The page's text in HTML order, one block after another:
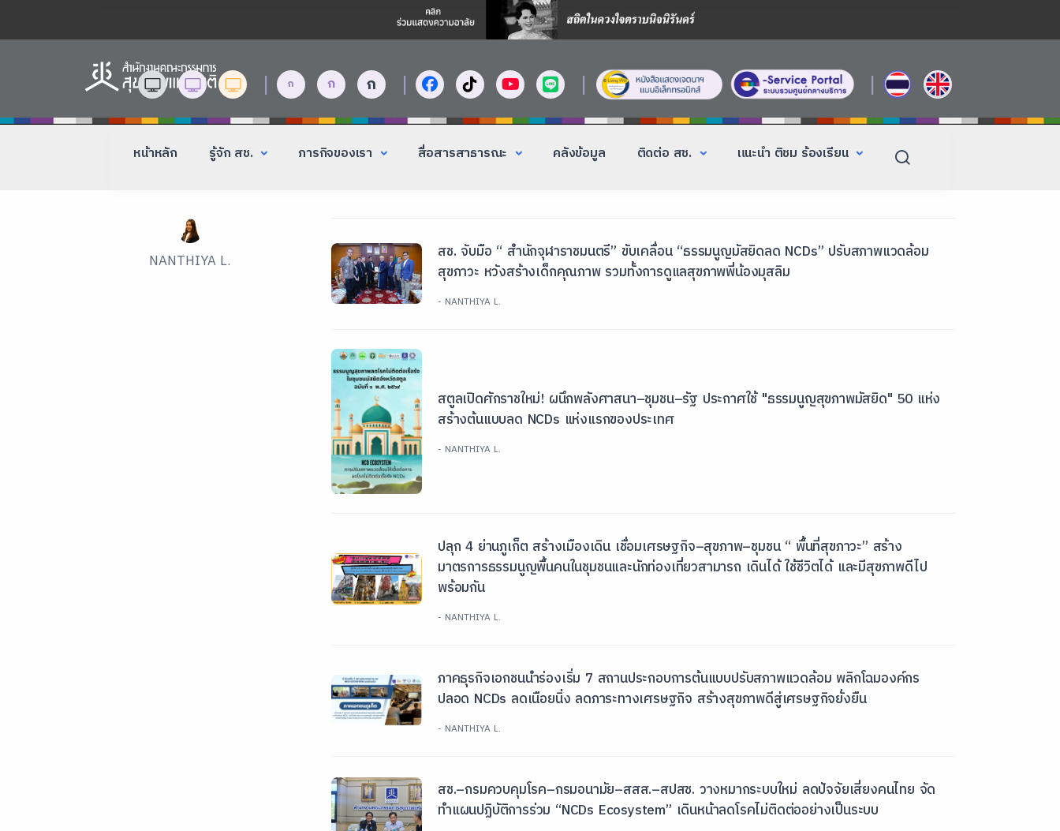
| ก ก ก | | |
หน้าหลัก รู้จัก สช. ภารกิจของเรา สื่อสารสาธารณะ คลังข้อมูล ติดต่อ สช. แนะนำ ติชม ร้องเรียน
NANTHIYA L.
สช. จับมือ “ สำนักจุฬาราชมนตรี” ขับเคลื่อน “ธรรมนูญมัสยิดลด NCDs” ปรับสภาพแวดล้อม
สุขภาวะ หวังสร้างเด็กคุณภาพ รวมทั้งการดูแลสุขภาพพี่น้องมุสลิม
- NANTHIYA L.
สตูลเปิดศักราชใหม่! ผนึกพลังศาสนา–ชุมชน–รัฐ ประกาศใช้ "ธรรมนูญสุขภาพมัสยิด" 50 แห่ง
สร้างต้นแบบลด NCDs แห่งแรกของประเทศ
- NANTHIYA L.
ปลุก 4 ย่านภูเก็ต สร้างเมืองเดิน เชื่อมเศรษฐกิจ–สุขภาพ–ชุมชน “ พื้นที่สุขภาวะ” สร้าง
มาตรการธรรมนูญพื้นคนในชุมชนและนักท่องเที่ยวสามารถ เดินได้ ใช้ชีวิตได้ และมีสุขภาพดีไป
พร้อมกัน
- NANTHIYA L.
ภาคธุรกิจเอกชนนำร่องเริ่ม 7 สถานประกอบการต้นแบบปรับสภาพแวดล้อม พลิกโฉมองค์กร
ปลอด NCDs ลดเนือยนิ่ง ลดภาระทางเศรษฐกิจ สร้างสุขภาพดีสู่เศรษฐกิจยั่งยืน
- NANTHIYA L.
สช.–กรมควบคุมโรค–กรมอนามัย–สสส.–สปสช. วางหมากระบบใหม่ ลดปัจจัยเสี่ยงคนไทย จัด
ทำแผนปฏิบัติการร่วม “NCDs Ecosystem” เดินหน้าลดโรคไม่ติดต่ออย่างเป็นระบบ